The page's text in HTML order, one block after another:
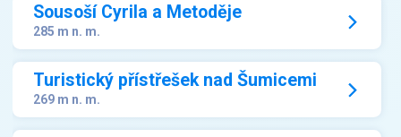
Sousoší Cyrila a Metoděje
285 m n. m.
Turistický přístřešek nad Šumicemi
269 m n. m.